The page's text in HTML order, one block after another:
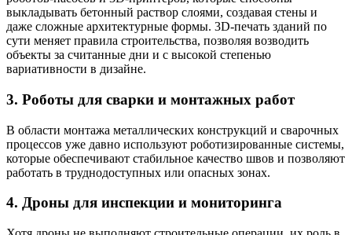
выкладывать бетонный раствор слоями, создавая стены и
даже сложные архитектурные формы. 3D-печать зданий по
сути меняет правила строительства, позволяя возводить
объекты за считанные дни и с высокой степенью
вариативности в дизайне.
3. Роботы для сварки и монтажных работ
В области монтажа металлических конструкций и сварочных
процессов уже давно используют роботизированные системы,
которые обеспечивают стабильное качество швов и позволяют
работать в труднодоступных или опасных зонах.
4. Дроны для инспекции и мониторинга